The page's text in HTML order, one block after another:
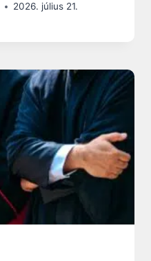
2026. július 21.